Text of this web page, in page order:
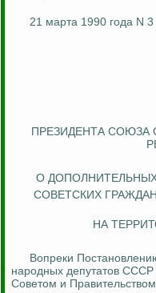
21 марта 1990 года N 3
ПРЕЗИДЕНТА СОЮЗА
О
СОВЕТСКИХ
НА
Вопреки
народных депутатов
Советом и